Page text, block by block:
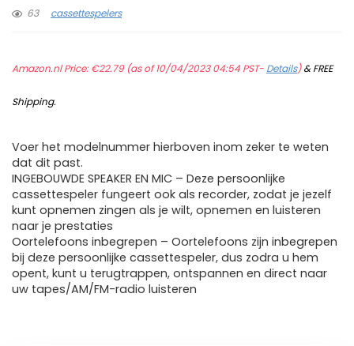
63
cassettespelers
Amazon.nl Price:€22.79(as of 10/04/2023 04:54 PST- Details)&FREE
Shipping.
Voer het modelnummer hierboven inom zeker te weten
dat dit past.
INGEBOUWDE SPEAKER EN MIC – Deze persoonlijke
cassettespeler fungeert ook als recorder, zodat je jezelf
kunt opnemen zingen als je wilt, opnemen en luisteren
naar je prestaties
Oortelefoons inbegrepen – Oortelefoons zijn inbegrepen
bij deze persoonlijke cassettespeler, dus zodra u hem
opent, kunt u terugtrappen, ontspannen en direct naar
uw tapes/AM/FM-radio luisteren